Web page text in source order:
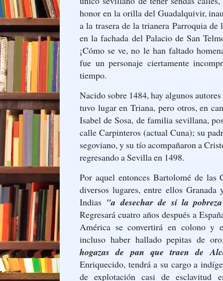
honor en la orilla del Guadalquivir,
a la trasera de la trianera Parroquia
en la fachada del Palacio de San
¡Cómo se ve, no le han faltado
fue un personaje ciertamente
tiempo.
Nacido sobre 1484, hay algunos
tuvo lugar en Triana, pero otros, en
Isabel de Sosa, de familia sevillana,
calle Carpinteros (actual Cuna); su
segoviano, y su tío acompañaron a
regresando a Sevilla en 1498.
Por aquel entonces Bartolomé de las
diversos lugares, entre ellos Granada
Indias "a desechar de sí la
Regresará cuatro años después a
América se convertirá en colono y
incluso haber hallado pepitas de
hogazas de pan que traen de
Enriquecido, tendrá a su cargo a
de explotación casi de esclavitud